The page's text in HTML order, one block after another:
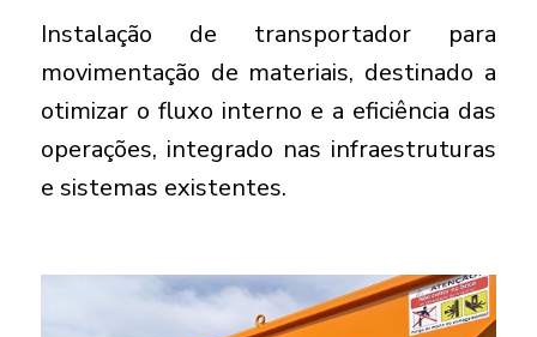
Instalação de transportador para
movimentação de materiais, destinado a
otimizar o fluxo interno e a eficiência das
operações, integrado nas infraestruturas
e sistemas existentes.